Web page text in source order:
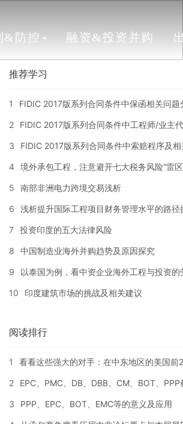
&防控 融资&投资并购
推荐学习
1 FIDIC 2017版系列合同条件中保函相关问题
2 FIDIC 2017版系列合同条件中工程师/业主
3 FIDIC 2017版系列合同条件中索赔程序及
4 境外承包工程，注意避开七大税务风险“雷区
5 南部非洲电力跨境交易浅析
6 浅析提升国际工程项目财务管理水平的路径
7 投资印度的五大法律风险
8 中国制造业海外并购趋势及原因探究
9 以泰国为例，看中资企业海外工程与投资
10 印度建筑市场的挑战及相关建议
阅读排行
1 看看这些强大的对手：在中东地区的美国前
2 EPC、PMC、DB、DBB、CM、BOT、PPP
3 PPP、EPC、BOT、EMC等的意义及应用